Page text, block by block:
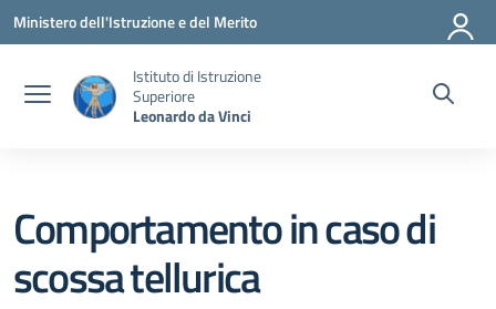
Vai ai contenuti
Vai al menu di navigazione
Vai al footer
Ministero dell'Istruzione e del Merito
Istituto di Istruzione
Superiore
Leonardo da Vinci
Comportamento in caso di
scossa tellurica